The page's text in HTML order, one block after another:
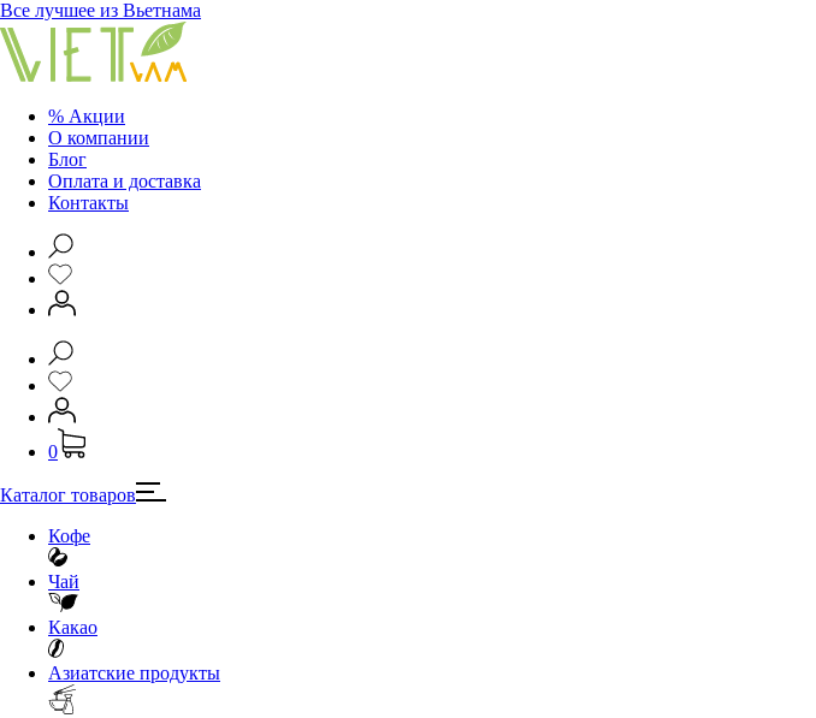
Все лучшее из Вьетнама
% Акции
О компании
Блог
Оплата и доставка
Контакты
0
Каталог товаров
Кофе
Чай
Какао
Азиатские продукты